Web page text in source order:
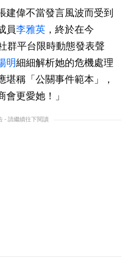
建偉不當發言風波而受到
員李雅英 ，終於在今
群平台限時動態發表聲
明細細解析她的危機處理
堪稱「公關事件範本」，
會更愛她！」
- 請繼續往下閱讀